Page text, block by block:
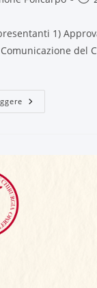
1)
del